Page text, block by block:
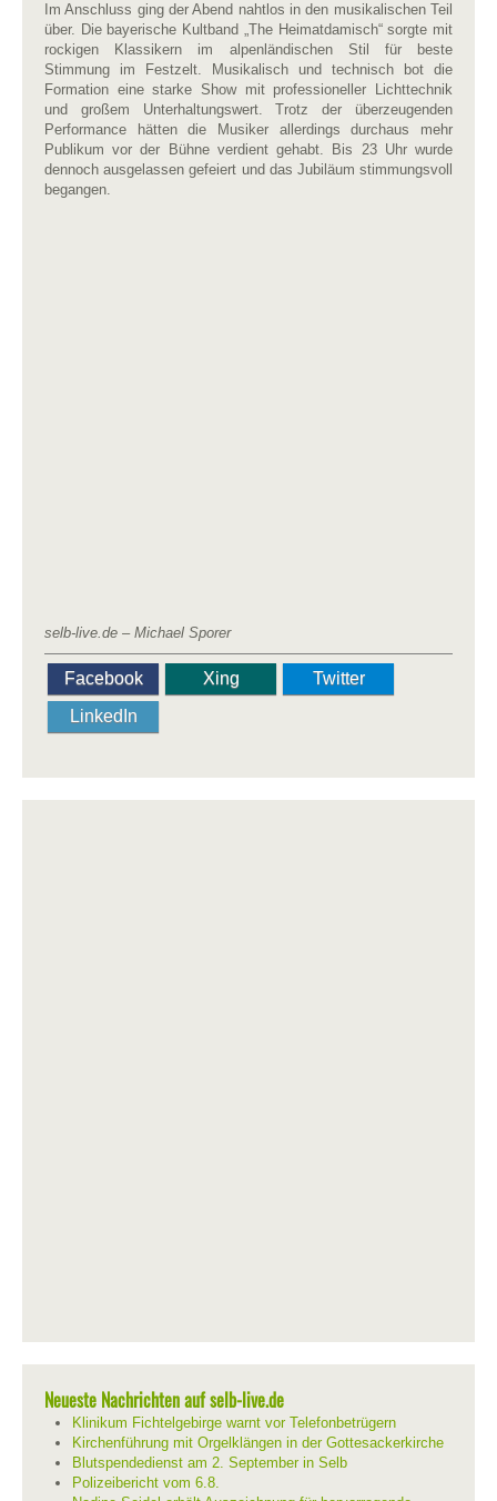
Im Anschluss ging der Abend nahtlos in den musikalischen Teil
über. Die bayerische Kultband „The Heimatdamisch“ sorgte mit
rockigen Klassikern im alpenländischen Stil für beste
Stimmung im Festzelt. Musikalisch und technisch bot die
Formation eine starke Show mit professioneller Lichttechnik
und großem Unterhaltungswert. Trotz der überzeugenden
Performance hätten die Musiker allerdings durchaus mehr
Publikum vor der Bühne verdient gehabt. Bis 23 Uhr wurde
dennoch ausgelassen gefeiert und das Jubiläum stimmungsvoll
begangen.
selb-live.de – Michael Sporer
Facebook Xing
Twitter
LinkedIn
Neueste Nachrichten auf selb-live.de
Klinikum Fichtelgebirge warnt vor Telefonbetrügern
Kirchenführung mit Orgelklängen in der Gottesackerkirche
Blutspendedienst am 2. September in Selb
Polizeibericht vom 6.8.